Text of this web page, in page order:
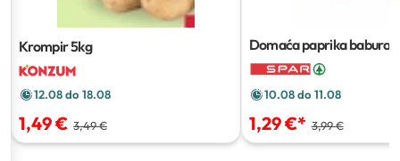
Krompir5kg
12.08 do 18.08
1,49 € 3,49 €
Domaća paprika babura
10.08 do 11.08
1,29 €* 3,99 €